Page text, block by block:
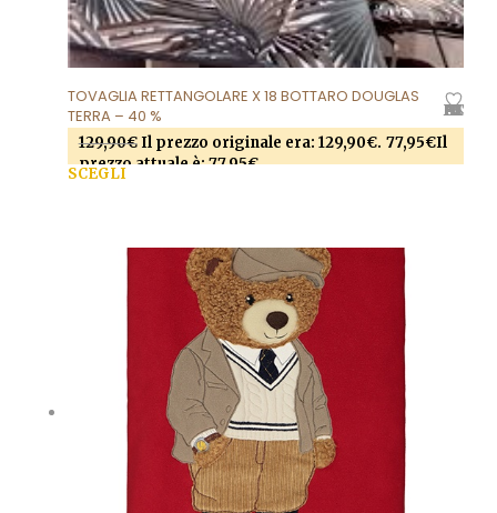
AGGIUNGI ALLA LISTA DEI DESIDERI
TOVAGLIA RETTANGOLARE X 18 BOTTARO DOUGLAS
TERRA – 40 %
129,90€ Il prezzo originale era: 129,90€. 77,95€Il
prezzo attuale è: 77,95€.
SCEGLI